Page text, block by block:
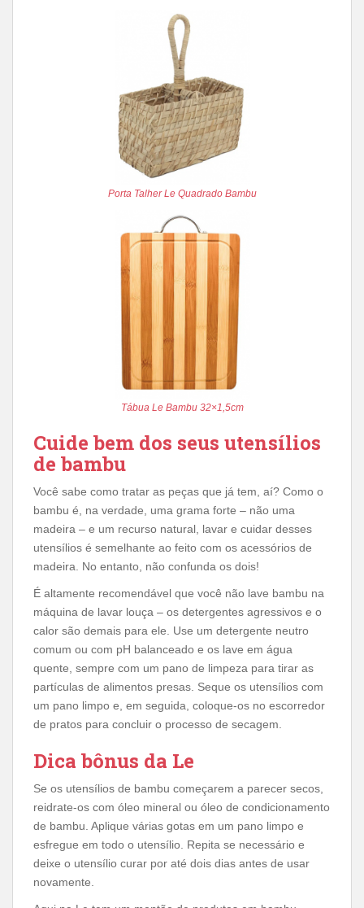
Porta Talher Le Quadrado Bambu
Tábua Le Bambu 32×1,5cm
Cuide bem dos seus utensílios
de bambu
Você sabe como tratar as peças que já tem, aí? Como o
bambu é, na verdade, uma grama forte – não uma
madeira – e um recurso natural, lavar e cuidar desses
utensílios é semelhante ao feito com os acessórios de
madeira. No entanto, não confunda os dois!
É altamente recomendável que você não lave bambu na
máquina de lavar louça – os detergentes agressivos e o
calor são demais para ele. Use um detergente neutro
comum ou com pH balanceado e os lave em água
quente, sempre com um pano de limpeza para tirar as
partículas de alimentos presas. Seque os utensílios com
um pano limpo e, em seguida, coloque-os no escorredor
de pratos para concluir o processo de secagem.
Dica bônus da Le
Se os utensílios de bambu começarem a parecer secos,
reidrate-os com óleo mineral ou óleo de condicionamento
de bambu. Aplique várias gotas em um pano limpo e
esfregue em todo o utensílio. Repita se necessário e
deixe o utensílio curar por até dois dias antes de usar
novamente.